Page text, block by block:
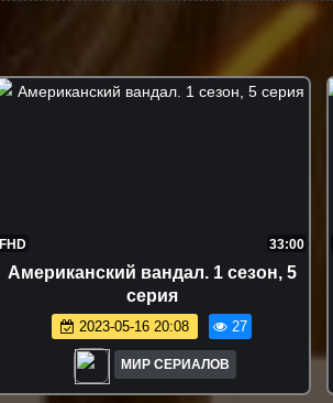
FHD 33:00
Амepикaнcкий вaндaл. 1 сезон, 5
серия
2023-05-16 20:08 27
МИР СЕРИАЛОВ